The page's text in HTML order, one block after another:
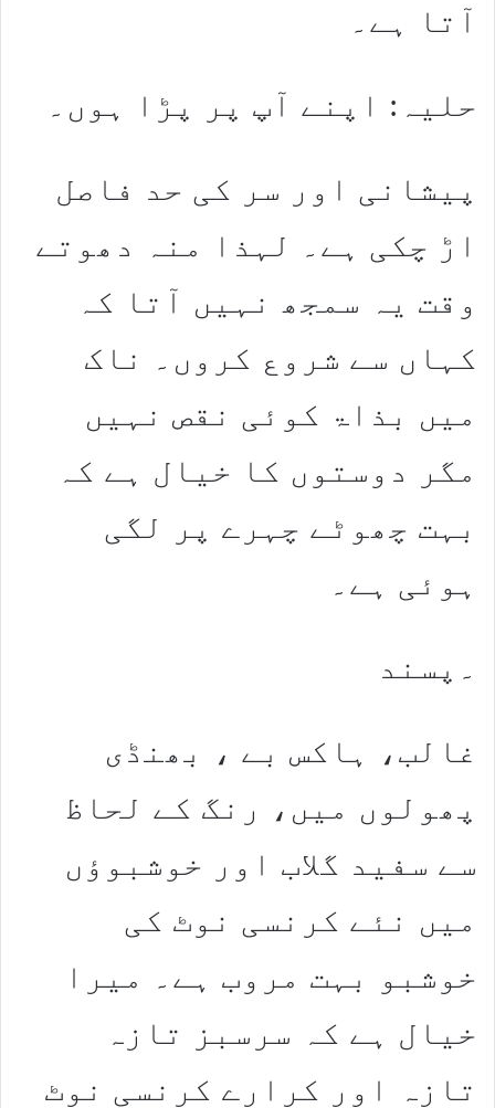
آتا ہے۔
حلیہ: اپنے آپ پر پڑا ہوں۔
پیشانی اور سر کی حد فاصل
اڑ چکی ہے۔ لہذا منہ دھوتے
وقت یہ سمجھ نہیں آتا کہ
کہاں سے شروع کروں۔ ناک
میں بذاۃ کوئی نقص نہیں
مگر دوستوں کا خیال ہے کہ
بہت چھوٹے چہرے پر لگی
ہوئی ہے۔
۔پسند
غالب، ہاکس بے ، بھنڈی
پھولوں میں، رنگ کے لحاظ
سے سفید گلاب اور خوشبوؤں
میں نئے کرنسی نوٹ کی
خوشبو بہت مروب ہے۔ میرا
خیال ہے کہ سرسبز تازہ
تازہ اور کرارے کرنسی نوٹ